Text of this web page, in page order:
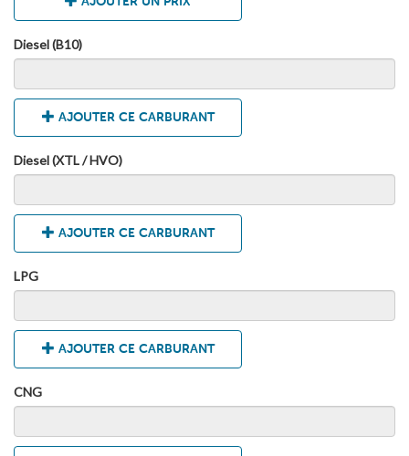
Diesel (B10)
AJOUTER CE CARBURANT
Diesel (XTL / HVO)
AJOUTER CE CARBURANT
LPG
AJOUTER CE CARBURANT
CNG